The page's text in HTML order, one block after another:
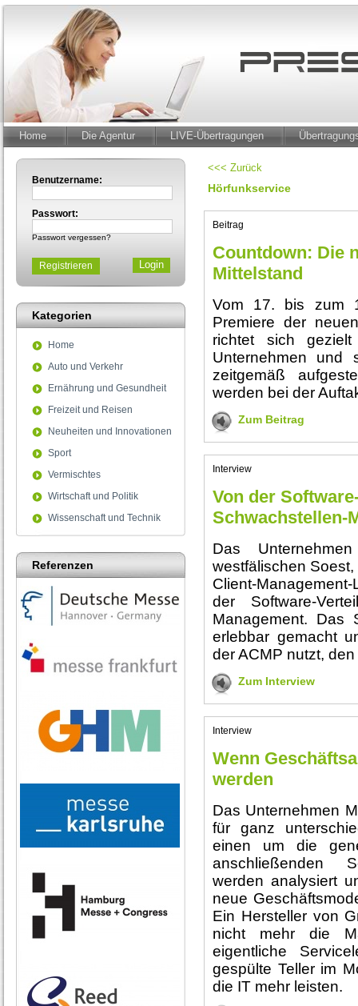
Home Die Agentur LIVE-Übertragungen
Benutzername:
Passwort:
Passwort vergessen?
Registrieren
Kategorien
Home
Auto und Verkehr
Ernährung und Gesundheit
Freizeit und Reisen
Neuheiten und Innovationen
Sport
Vermischtes
Wirtschaft und Politik
Wissenschaft und Technik
Referenzen
<<< Zurück
Hörfunkservice
Beitrag
Countdown: Die
Mittelstand
Vom 17. bis zum
Premiere der
richtet sich
Unternehmen und
zeitgemäß
werden bei der
Zum Beitrag
Interview
Von der
Schwachstellen-
Das
westfälischen
Client-
der Software-
Management. Das
erlebbar gemacht
der ACMP nutzt,
Zum Interview
Interview
Wenn
werden
Das Unternehmen
für ganz
einen um die
anschließenden
werden analysiert
neue
Ein Hersteller von
nicht mehr die
eigentliche
gespülte Teller im
die IT mehr leisten.